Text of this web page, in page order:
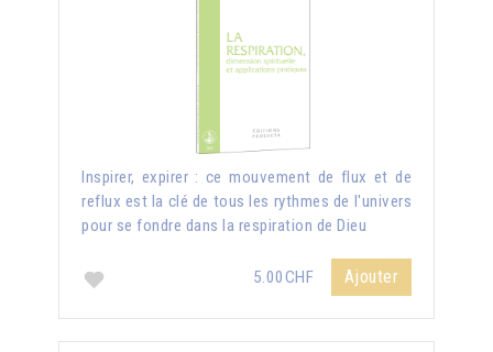
Inspirer, expirer : ce mouvement de flux et de
reflux est la clé de tous les rythmes de l'univers
pour se fondre dans la respiration de Dieu
5.00CHF Ajouter